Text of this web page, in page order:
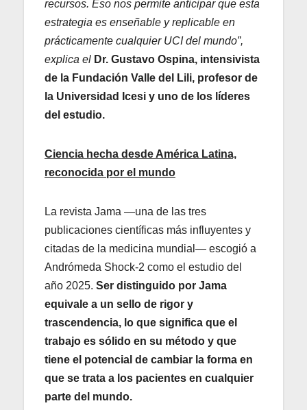
recursos. Eso nos permite anticipar que esta
estrategia es enseñable y replicable en
prácticamente cualquier UCI del mundo”,
explica el Dr. Gustavo Ospina, intensivista
de la Fundación Valle del Lili, profesor de
la Universidad Icesi y uno de los líderes
del estudio.
Ciencia hecha desde América Latina,
reconocida por el mundo
La revista Jama —una de las tres
publicaciones científicas más influyentes y
citadas de la medicina mundial— escogió a
Andrómeda Shock-2 como el estudio del
año 2025. Ser distinguido por Jama
equivale a un sello de rigor y
trascendencia, lo que significa que el
trabajo es sólido en su método y que
tiene el potencial de cambiar la forma en
que se trata a los pacientes en cualquier
parte del mundo.